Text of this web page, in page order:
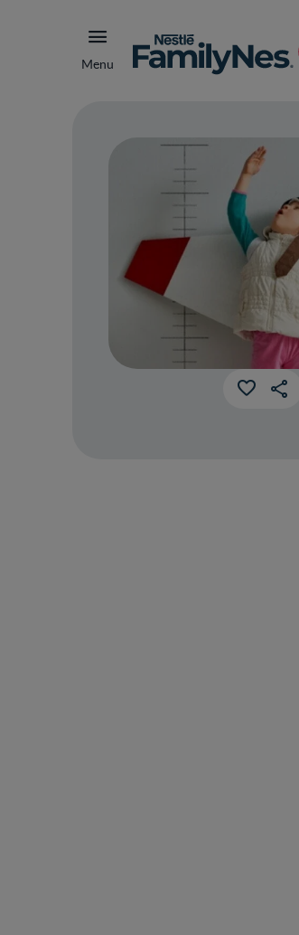
Menu